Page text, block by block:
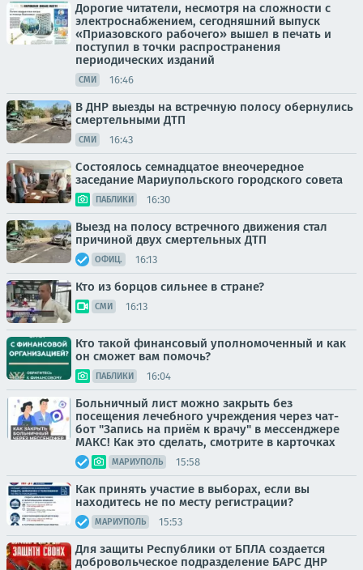
Дорогие читатели, несмотря на сложности с
электроснабжением, сегодняшний выпуск
«Приазовского рабочего» вышел в печать и
поступил в точки распространения
периодических изданий
СМИ 16:46
В ДНР выезды на встречную полосу обернулись
смертельными ДТП
СМИ 16:43
Состоялось семнадцатое внеочередное
заседание Мариупольского городского совета
ПАБЛИКИ 16:30
Выезд на полосу встречного движения стал
причиной двух смертельных ДТП
ОФИЦ. 16:13
Кто из борцов сильнее в стране?
СМИ 16:13
Кто такой финансовый уполномоченный и как
он сможет вам помочь?
ПАБЛИКИ 16:04
Больничный лист можно закрыть без
посещения лечебного учреждения через чат-
бот "Запись на приём к врачу" в мессенджере
МАКС! Как это сделать, смотрите в карточках
МАРИУПОЛЬ 15:58
Как принять участие в выборах, если вы
находитесь не по месту регистрации?
МАРИУПОЛЬ 15:53
Для защиты Республики от БПЛА создается
добровольческое подразделение БАРС ДНР